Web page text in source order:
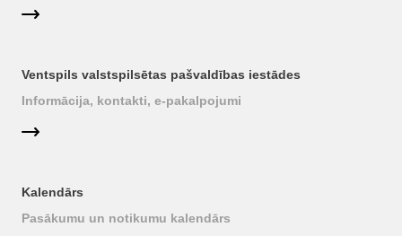
Ventspils valstspilsētas pašvaldības iestādes
Informācija, kontakti, e-pakalpojumi
Kalendārs
Pasākumu un notikumu kalendārs